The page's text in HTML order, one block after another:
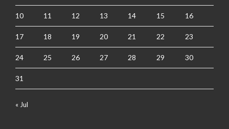
10 11 12 13 14 15 16
17 18 19 20 21 22 23
24 25 26 27 28 29 30
31
« Jul